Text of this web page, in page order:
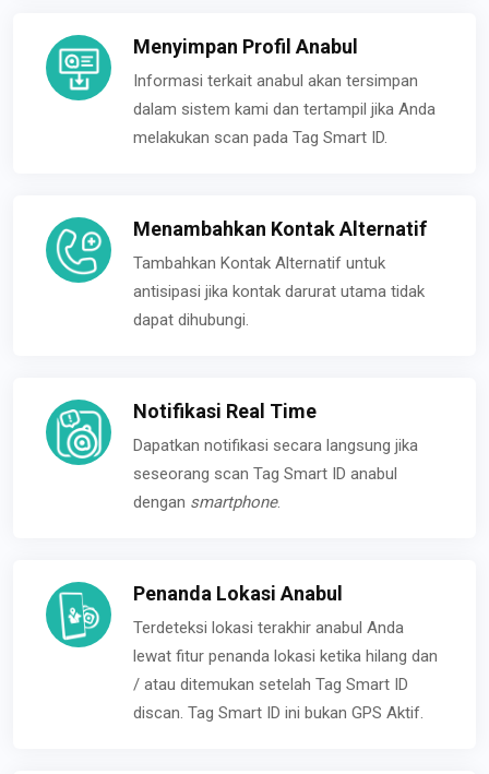
Menyimpan Profil Anabul
Informasi terkait anabul akan tersimpan
dalam sistem kami dan tertampil jika Anda
melakukan scan pada Tag Smart ID.
Menambahkan Kontak Alternatif
Tambahkan Kontak Alternatif untuk
antisipasi jika kontak darurat utama tidak
dapat dihubungi.
Notifikasi Real Time
Dapatkan notifikasi secara langsung jika
seseorang scan Tag Smart ID anabul
dengan smartphone.
Penanda Lokasi Anabul
Terdeteksi lokasi terakhir anabul Anda
lewat fitur penanda lokasi ketika hilang dan
/ atau ditemukan setelah Tag Smart ID
discan. Tag Smart ID ini bukan GPS Aktif.